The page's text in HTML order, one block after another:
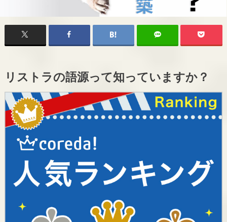
リストラの語源って知っていますか？